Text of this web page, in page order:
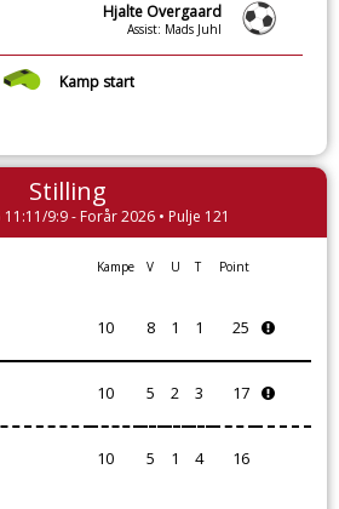
Hjalte Overgaard
Assist: Mads Juhl
Kamp start
Stilling
9:9 - Forår 2026 • Pulje 121
Kampe V U T Point
10 8 1 1 25
10 5 2 3 17
10 5 1 4 16